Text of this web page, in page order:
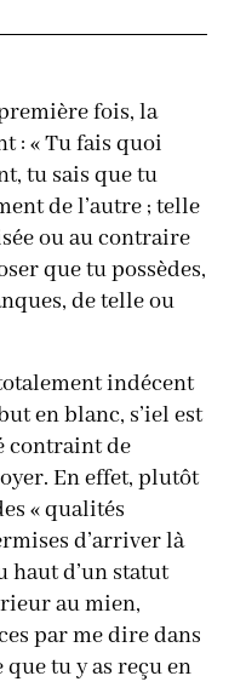
fois, la
: « Tu fais quoi
tu sais que tu
de l’autre ; telle
ou au contraire
que tu possèdes,
de telle ou
indécent
en blanc, s’iel est
contraint de
En effet, plutôt
« qualités
d’arriver là
haut d’un statut
au mien,
par me dire dans
que tu y as reçu en